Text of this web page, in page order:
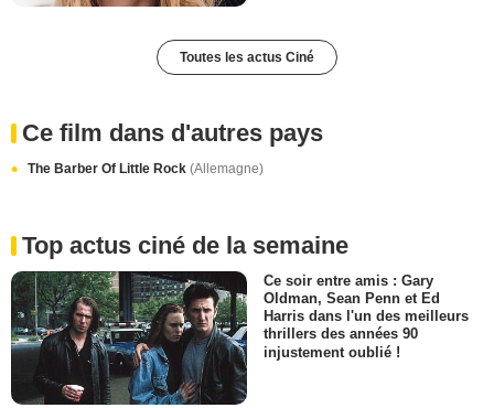
Toutes les actus Ciné
Ce film dans d'autres pays
The Barber Of Little Rock (Allemagne)
Top actus ciné de la semaine
Ce soir entre amis : Gary
Oldman, Sean Penn et Ed
Harris dans l'un des meilleurs
thrillers des années 90
injustement oublié !